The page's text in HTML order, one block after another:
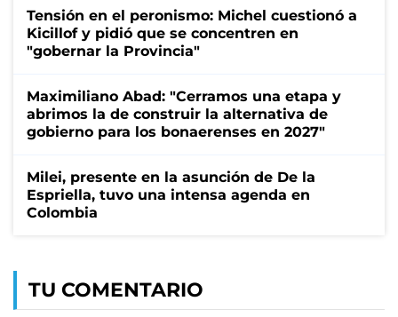
Tensión en el peronismo: Michel cuestionó a
Kicillof y pidió que se concentren en
"gobernar la Provincia"
Maximiliano Abad: "Cerramos una etapa y
abrimos la de construir la alternativa de
gobierno para los bonaerenses en 2027"
Milei, presente en la asunción de De la
Espriella, tuvo una intensa agenda en
Colombia
TU COMENTARIO